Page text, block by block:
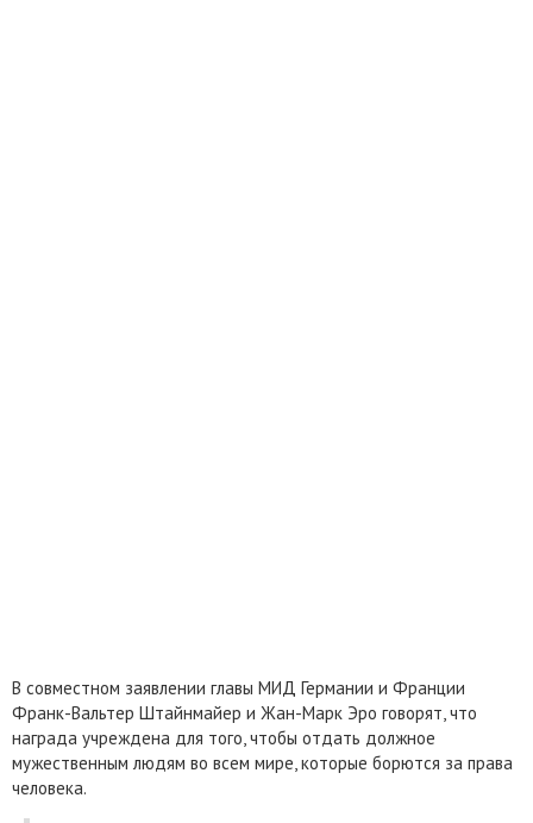
В совместном заявлении главы МИД Германии и Франции
Франк-Вальтер Штайнмайер и Жан-Марк Эро говорят, что
награда учреждена для того, чтобы отдать должное
мужественным людям во всем мире, которые борются за права
человека.